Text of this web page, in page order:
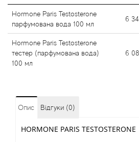
Hormone Paris Testosterone
парфумована вода 100 мл
6
Hormone Paris Testosterone
тестер (парфумована вода)
100 мл
6
Опис Відгуки (0)
HORMONE PARIS TESTOSTERONE
American Crew
Amouroud